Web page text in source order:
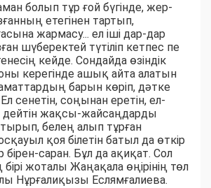
болып тұр ғой бүгінде, жер-
етегінен тартып,
жармасу... ел іші дар-дар
шүберектей түтіліп кетпес пе
кейде. Сондайда өзіндік
оны керегінде ашық айта алатын
барын көріп, дәтке
сенетін, соңынан еретін, ел-
жақсы-жайсаңдарды
белең алып тұрған
қоя білетін батыл да өткір
бірен-саран. Бұл да ақиқат. Сол
жоталы Жаңақала өңірінің төл
Нұрғалиқызы Еслямғалиева.